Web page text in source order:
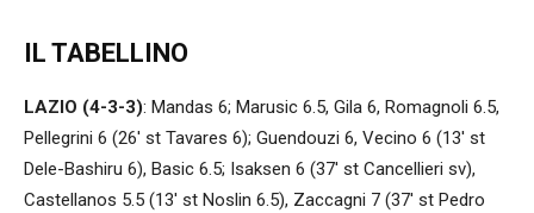
IL TABELLINO
LAZIO (4-3-3): Mandas 6; Marusic 6.5, Gila 6, Romagnoli 6.5,
Pellegrini 6 (26′ st Tavares 6); Guendouzi 6, Vecino 6 (13′ st
Dele-Bashiru 6), Basic 6.5; Isaksen 6 (37′ st Cancellieri sv),
Castellanos 5.5 (13′ st Noslin 6.5), Zaccagni 7 (37′ st Pedro